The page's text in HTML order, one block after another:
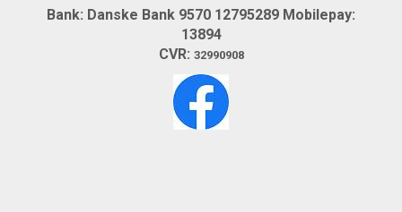
Bank: Danske Bank 9570 12795289 Mobilepay:
13894
CVR: 32990908